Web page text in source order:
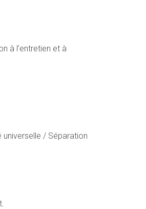
à l’entretien et à
/ Séparation